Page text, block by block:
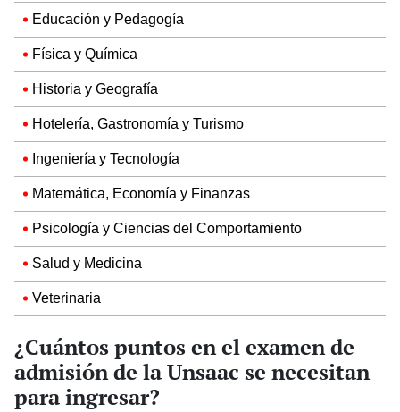
Educación y Pedagogía
Física y Química
Historia y Geografía
Hotelería, Gastronomía y Turismo
Ingeniería y Tecnología
Matemática, Economía y Finanzas
Psicología y Ciencias del Comportamiento
Salud y Medicina
Veterinaria
¿Cuántos puntos en el examen de
admisión de la Unsaac se necesitan
para ingresar?